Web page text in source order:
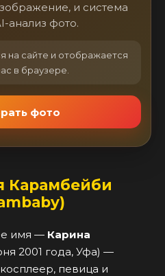
и система
анализ фото.
на сайте и отображается
в браузере.
фото
Карамбейби
имя — Карина
2001 года, Уфа) —
певица и